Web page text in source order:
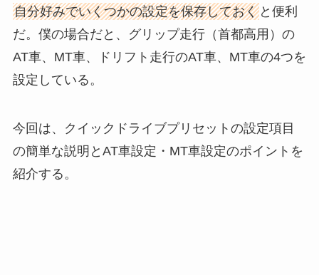
自分好みでいくつかの設定を保存しておくと便利
だ。僕の場合だと、グリップ走行（首都高用）の
AT車、MT車、ドリフト走行のAT車、MT車の4つを
設定している。
今回は、クイックドライブプリセットの設定項目
の簡単な説明とAT車設定・MT車設定のポイントを
紹介する。